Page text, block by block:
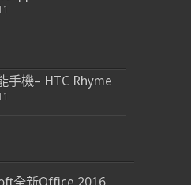
手機– HTC Rhyme